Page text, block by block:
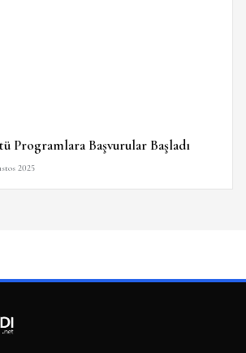
Programlara Başvurular Başladı
2025